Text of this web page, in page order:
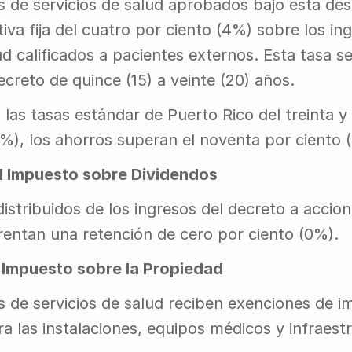
de servicios de salud aprobados bajo esta
fija del cuatro por ciento (4%) sobre los
calificados a pacientes externos. Esta tasa
de quince (15) a veinte (20) años.
tasas estándar de Puerto Rico del treinta y
los ahorros superan el noventa por ciento
Impuesto sobre Dividendos
de los ingresos del decreto a
una retención de cero por ciento (0%).
sobre la Propiedad
de servicios de salud reciben exenciones de
las instalaciones, equipos médicos y